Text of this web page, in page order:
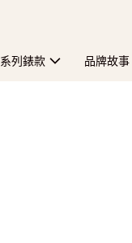
系列錶款 品牌故事